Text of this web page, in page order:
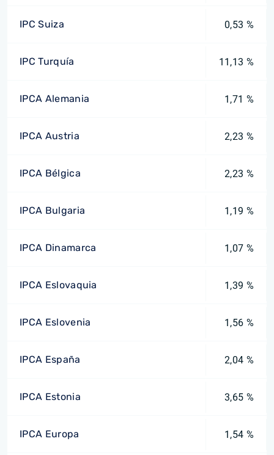
IPC Suiza 0,53 %
IPC Turquía 11,13 %
IPCA Alemania 1,71 %
IPCA Austria 2,23 %
IPCA Bélgica 2,23 %
IPCA Bulgaria 1,19 %
IPCA Dinamarca 1,07 %
IPCA Eslovaquia 1,39 %
IPCA Eslovenia 1,56 %
IPCA España 2,04 %
IPCA Estonia 3,65 %
IPCA Europa 1,54 %